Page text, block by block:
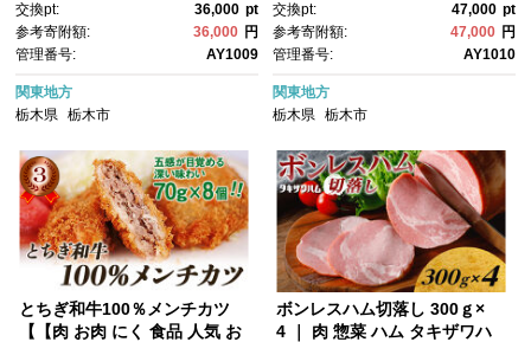
【肉 お肉 にく 食品 人気 おす
すめ ギフト】
交換pt: 36,000 pt
参考寄附額:
36,000 円
管理番号:
AY1009
関東地方
栃木県
栃木市
気 おすすめ ギフト】
交換pt: 47,000 pt
参考寄附額:
47,000 円
管理番号:
AY1010
関東地方
栃木県 栃木市
とちぎ和牛100％メンチカツ
【【肉 お肉 にく 食品 人気 お
ボンレスハム切落し 300ｇ×
4 ｜ 肉 惣菜 ハム タキザワハ